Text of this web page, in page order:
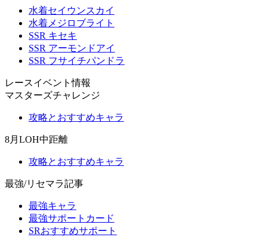
水着セイウンスカイ
水着メジロブライト
SSR キセキ
SSR アーモンドアイ
SSR フサイチパンドラ
レースイベント情報
マスターズチャレンジ
攻略とおすすめキャラ
8月LOH中距離
攻略とおすすめキャラ
最強/リセマラ記事
最強キャラ
最強サポートカード
SRおすすめサポート